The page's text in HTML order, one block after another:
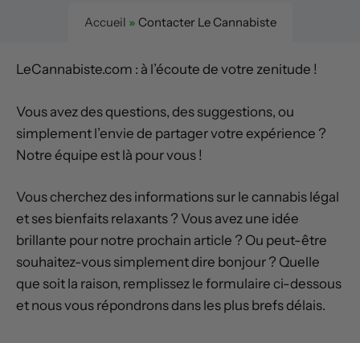
Accueil » Contacter Le Cannabiste
LeCannabiste.com : à l’écoute de votre zenitude !
Vous avez des questions, des suggestions, ou
simplement l’envie de partager votre expérience ?
Notre équipe est là pour vous !
Vous cherchez des informations sur le cannabis légal
et ses bienfaits relaxants ? Vous avez une idée
brillante pour notre prochain article ? Ou peut-être
souhaitez-vous simplement dire bonjour ? Quelle
que soit la raison, remplissez le formulaire ci-dessous
et nous vous répondrons dans les plus brefs délais.